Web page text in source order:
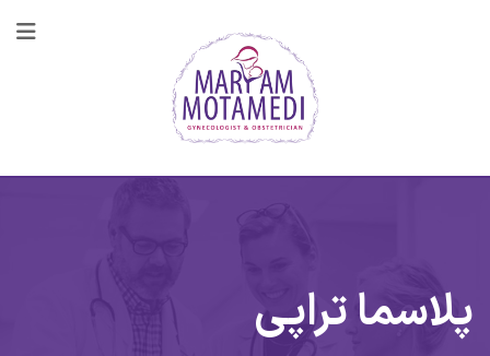
پلاسما تراپی